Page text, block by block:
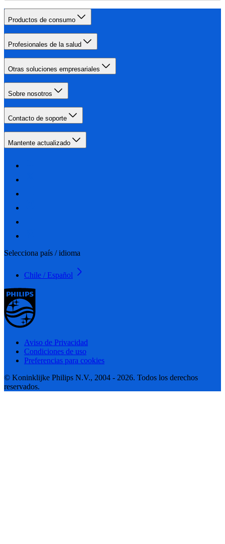
Productos de consumo
Profesionales de la salud
Otras soluciones empresariales
Sobre nosotros
Contacto de soporte
Mantente actualizado
Selecciona país / idioma
Chile / Español
Aviso de Privacidad
Condiciones de uso
Preferencias para cookies
© Koninklijke Philips N.V., 2004 - 2026. Todos los derechos
reservados.